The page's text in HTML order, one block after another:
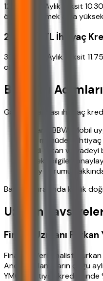
12 ay vade: Aylık taksit
ödemesi demek ama
250.000 TL İhtiyaç
36 ay vade: Aylık taksit
olacaktır.
Başvuru Adımları
Garanti Bankası ihtiyaç
Garanti BBVA Mobil
Ana menüden "İhtiyaç
Kredi tutarı ve vadeyi
Gerekli bilgileri
Onay durumu
Başvuru sırasında kimlik
Uzman
Finans Uzmanı Furkan
Finansal Veri Analisti
Ancak kullanıcıların çoğu
YMO'su ihtiyaç kredilerinde